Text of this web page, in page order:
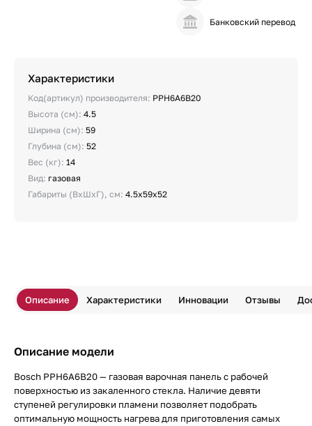
Банковский перевод
Характеристики
Код(артикул) производителя: PPH6A6B20
Высота (см): 4.5
Ширина (см): 59
Глубина (см): 52
Вес (кг): 14
Вид: газовая
Габариты (ВхШхГ), см: 4.5x59x52
Описание Характеристики Инновации Отзывы
Описание модели
Bosch PPH6A6B20 — газовая варочная панель с рабочей
поверхностью из закаленного стекла. Наличие девяти
ступеней регулировки пламени позволяет подобрать
оптимальную мощность нагрева для приготовления самых